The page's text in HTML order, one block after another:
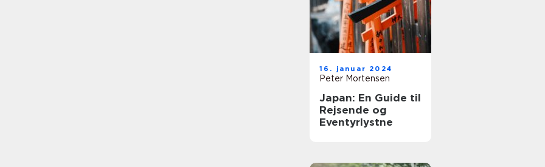
16. januar 2024
Peter Mortensen
Japan: En Guide til
Rejsende og
Eventyrlystne